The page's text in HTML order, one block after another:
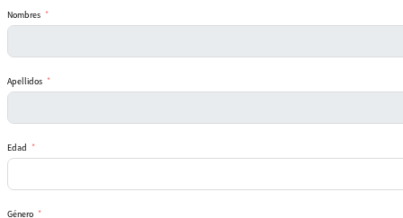
Nombres
Apellidos
Edad
Género